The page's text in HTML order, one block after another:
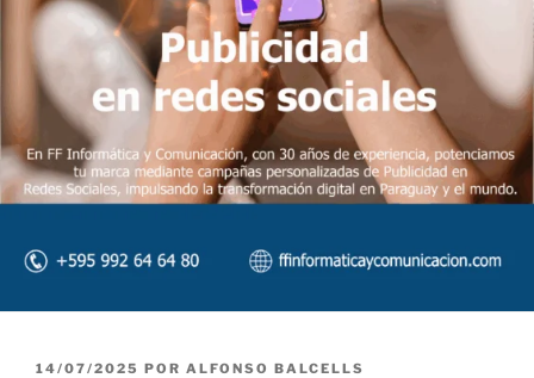
P
14/07/2025 POR ALFONSO BALCELLS